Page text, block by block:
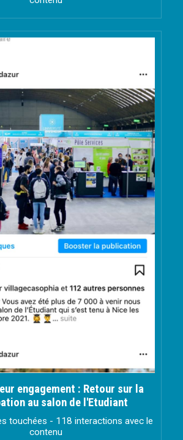
engagement : Retour sur la
au salon de l'Etudiant
touchées - 118 interactions avec le
contenu